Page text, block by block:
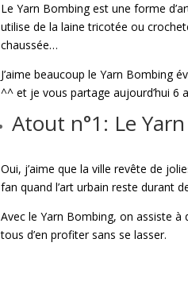
Le Yarn Bombing est une forme
utilise de la laine tricotée ou
chaussée…
J’aime beaucoup le Yarn Bombing
^^ et je vous partage aujourd’hui 6
Atout n°1: Le
Oui, j’aime que la ville revête de
fan quand l’art urbain reste durant
Avec le Yarn Bombing, on assiste
tous d’en profiter sans se lasser.